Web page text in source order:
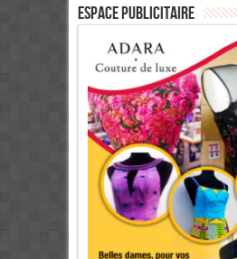
ESPACE PUBLICITAIRE